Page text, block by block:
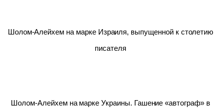
Шолом-Алейхем на марке Израиля, выпущенной к столетию
писателя
Шолом-Алейхем на марке Украины. Гашение «автограф» в